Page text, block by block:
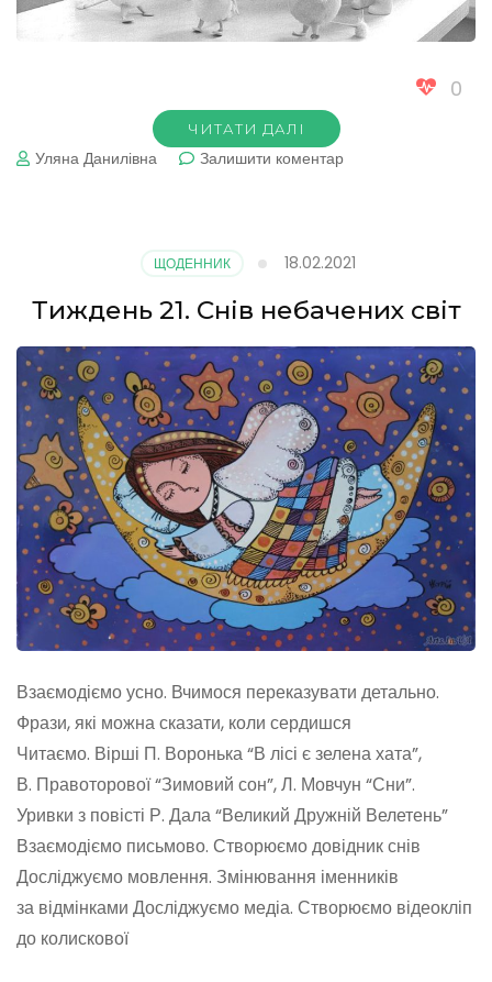
0
ЧИТАТИ ДАЛІ
Уляна Данилівна Залишити коментардо
ЩОДЕННИК 18.02.2021
Тиждень 21. Снів небачених світ
Взаємодіємо усно. Вчимося переказувати детально.
Фрази, які можна сказати, коли сердишся
Читаємо. Вірші П. Воронька “В лісі є зелена хата”,
В. Правоторової “Зимовий сон”, Л. Мовчун “Сни”.
Уривки з повісті Р. Дала “Великий Дружній Велетень”
Взаємодіємо письмово. Створюємо довідник снів
Досліджуємо мовлення. Змінювання іменників
за відмінками Досліджуємо медіа. Створюємо відеокліп
до колискової